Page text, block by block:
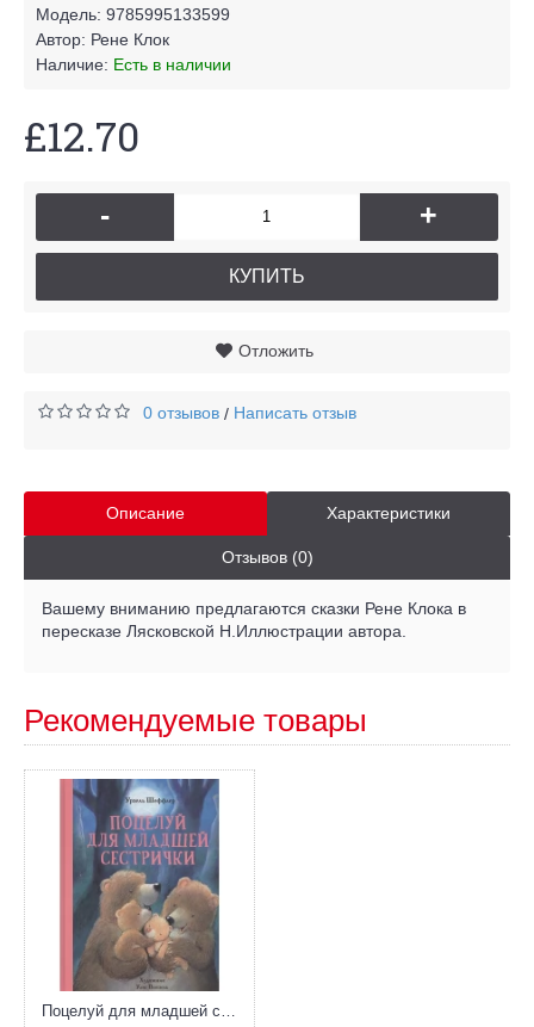
Модель: 9785995133599
Автор: Рене Клок
Наличие: Есть в наличии
£12.70
- +
КУПИТЬ
Отложить
0 отзывов / Написать отзыв
Описание Характеристики
Отзывов (0)
Вашему вниманию предлагаются сказки Рене Клока в
пересказе Лясковской Н.Иллюстрации автора.
Рекомендуемые товары